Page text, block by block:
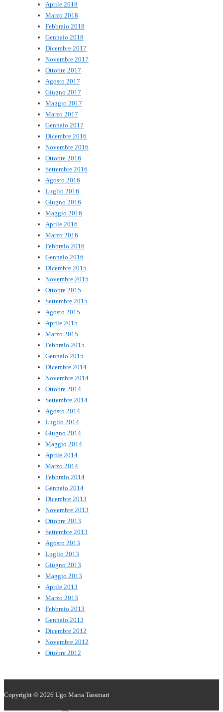
Aprile 2018
Marzo 2018
Febbraio 2018
Gennaio 2018
Dicembre 2017
Novembre 2017
Ottobre 2017
Agosto 2017
Giugno 2017
Maggio 2017
Marzo 2017
Gennaio 2017
Dicembre 2016
Novembre 2016
Ottobre 2016
Settembre 2016
Agosto 2016
Luglio 2016
Giugno 2016
Maggio 2016
Aprile 2016
Marzo 2016
Febbraio 2016
Gennaio 2016
Dicembre 2015
Novembre 2015
Ottobre 2015
Settembre 2015
Agosto 2015
Aprile 2015
Marzo 2015
Febbraio 2015
Gennaio 2015
Dicembre 2014
Novembre 2014
Ottobre 2014
Settembre 2014
Agosto 2014
Luglio 2014
Giugno 2014
Maggio 2014
Aprile 2014
Marzo 2014
Febbraio 2014
Gennaio 2014
Dicembre 2013
Novembre 2013
Ottobre 2013
Settembre 2013
Agosto 2013
Luglio 2013
Giugno 2013
Maggio 2013
Aprile 2013
Marzo 2013
Febbraio 2013
Gennaio 2013
Dicembre 2012
Novembre 2012
Ottobre 2012
Copyright © 2026 Ugo Maria Tassinari